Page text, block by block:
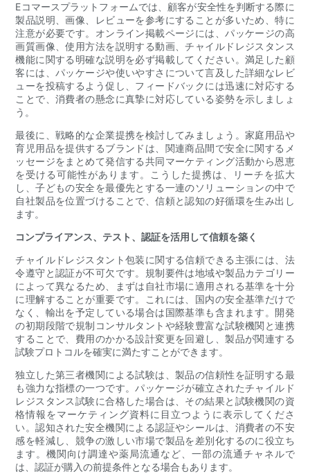
Eコマースプラットフォームでは、顧客が安全性を判断する際に
製品説明、画像、レビューを参考にすることが多いため、特に
注意が必要です。オンライン掲載ページには、パッケージの高
画質画像、使用方法を説明する動画、チャイルドレジスタンス
機能に関する明確な説明を必ず掲載してください。満足した顧
客には、パッケージや使いやすさについて言及した詳細なレビ
ューを投稿するよう促し、フィードバックには迅速に対応する
ことで、消費者の懸念に真摯に対応している姿勢を示しましょ
う。
最後に、戦略的な企業提携を検討してみましょう。家庭用品や
育児用品を提供するブランドは、関連商品間で安全に関するメ
ッセージをまとめて発信する共同マーケティング活動から恩恵
を受ける可能性があります。こうした提携は、リーチを拡大
し、子どもの安全を最優先とする一連のソリューションの中で
自社製品を位置づけることで、信頼と認知の好循環を生み出し
ます。
コンプライアンス、テスト、認証を活用して信頼を築く
チャイルドレジスタント包装に関する信頼できる主張には、法
令遵守と認証が不可欠です。規制要件は地域や製品カテゴリー
によって異なるため、まずは自社市場に適用される基準を十分
に理解することが重要です。これには、国内の安全基準だけで
なく、輸出を予定している場合は国際基準も含まれます。開発
の初期段階で規制コンサルタントや経験豊富な試験機関と連携
することで、費用のかかる設計変更を回避し、製品が関連する
試験プロトコルを確実に満たすことができます。
独立した第三者機関による試験は、製品の信頼性を証明する最
も強力な指標の一つです。パッケージが確立されたチャイルド
レジスタンス試験に合格した場合は、その結果と試験機関の資
格情報をマーケティング資料に目立つように表示してくださ
い。認知された安全機関による認証やシールは、消費者の不安
感を軽減し、競争の激しい市場で製品を差別化するのに役立ち
ます。機関向け調達や薬局流通など、一部の流通チャネルで
は、認証が購入の前提条件となる場合もあります。